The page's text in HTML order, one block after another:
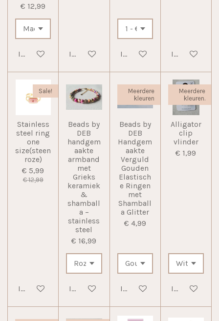
€ 12,99
In winkelwagenIn winkelwagenIn winkelwagenIn
Sale!
Stainless
steel ring
one
size(steen
roze)
€ 5,99
€ 12,99
In winkelwagen
Beads by
DEB
handgem
aakte
armband
met
Grieks
keramiek
&
shamball
a –
stainless
steel
€ 16,99
In winkelwagen
Meerdere
kleuren
Beads by
DEB
Handgem
aakte
Verguld
Gouden
Elastisch
e Ringen
met
Shamball
a Glitter
€ 4,99
In winkelwagen
Meerdere
kleuren.
Alligator
clip
vlinder
€ 1,99
In